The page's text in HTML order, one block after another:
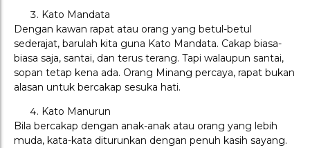
Kato Mandata
Dengan kawan rapat atau orang yang betul-betul
sederajat, barulah kita guna Kato Mandata. Cakap biasa-
biasa saja, santai, dan terus terang. Tapi walaupun santai,
sopan tetap kena ada. Orang Minang percaya, rapat bukan
alasan untuk bercakap sesuka hati.
Kato Manurun
Bila bercakap dengan anak-anak atau orang yang lebih
muda, kata-kata diturunkan dengan penuh kasih sayang.